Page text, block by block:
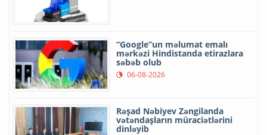
“Google”un məlumat emalı
mərkəzi Hindistanda etirazlara
səbəb olub
06-08-2026
Rəşad Nəbiyev Zəngilanda
vətəndaşların müraciətlərini
dinləyib